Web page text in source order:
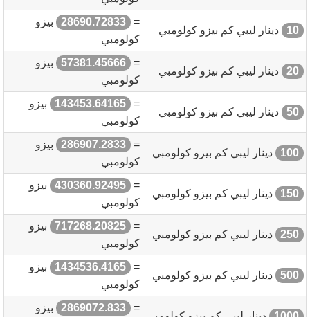
10 دينار ليبي كم بيزو كولومبي
=
28690.72833
بيزو
كولومبي
20 دينار ليبي كم بيزو كولومبي
=
57381.45666
بيزو
كولومبي
50 دينار ليبي كم بيزو كولومبي
=
143453.64165
بيزو
كولومبي
100 دينار ليبي كم بيزو كولومبي
=
286907.2833
بيزو
كولومبي
150 دينار ليبي كم بيزو كولومبي
=
430360.92495
بيزو
كولومبي
250 دينار ليبي كم بيزو كولومبي
=
717268.20825
بيزو
كولومبي
500 دينار ليبي كم بيزو كولومبي
=
1434536.4165
بيزو
كولومبي
=
2869072.833
بيزو